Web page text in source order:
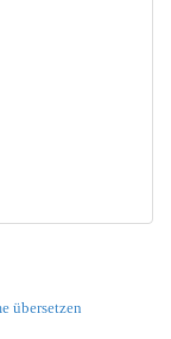
übersetzen